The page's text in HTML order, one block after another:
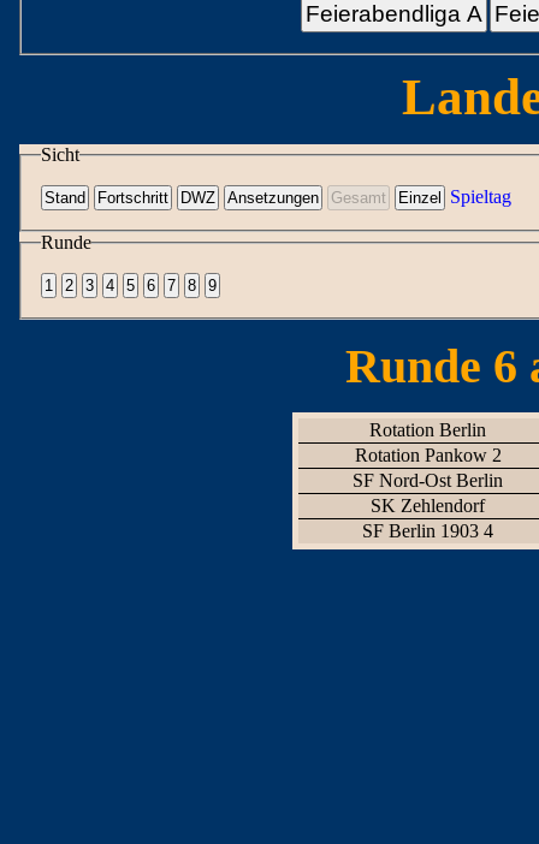
Feierabendliga A
Sicht
Spieltag
Runde
Runde 6
Rotation Berlin
Rotation Pankow 2
SF Nord-Ost Berlin
SK Zehlendorf
SF Berlin 1903 4